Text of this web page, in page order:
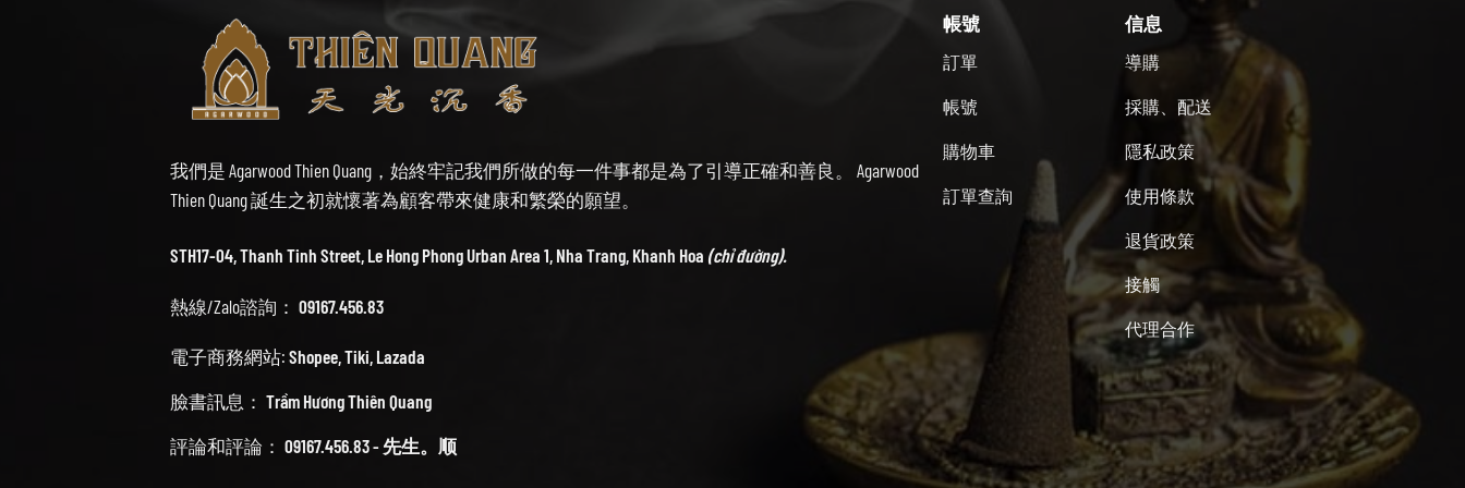
我們是 Agarwood Thien Quang，始終牢記我們所做的每一件事都是為了引導正確和善良。 Agarwood
Thien Quang 誕生之初就懷著為顧客帶來健康和繁榮的願望。
STH17-04, Thanh Tinh Street, Le Hong Phong Urban Area 1, Nha Trang, Khanh Hoa (chỉ đường).
熱線/Zalo諮詢： 09167.456.83
電子商務網站: Shopee,Tiki, Lazada
臉書訊息： Trầm Hương Thiên Quang
評論和評論： 09167.456.83 - 先生。顺
帳號
訂單
帳號
購物車
訂單查詢
信息
導購
採購、配送
隱私政策
使用條款
退貨政策
接觸
代理合作